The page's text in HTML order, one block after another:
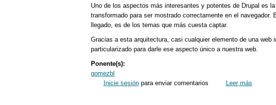
Uno de los aspectos más interesantes y potentes de Drupal es
transformado para ser mostrado correctamente en el
llegado, es de los temas que más cuesta captar.
Gracias a esta arquitectura, casi cualquier elemento de una web
particularizado para darle ese aspecto único a nuestra web.
Ponente(s):
gomezbl
Inicie sesiónpara enviar comentarios Leer más